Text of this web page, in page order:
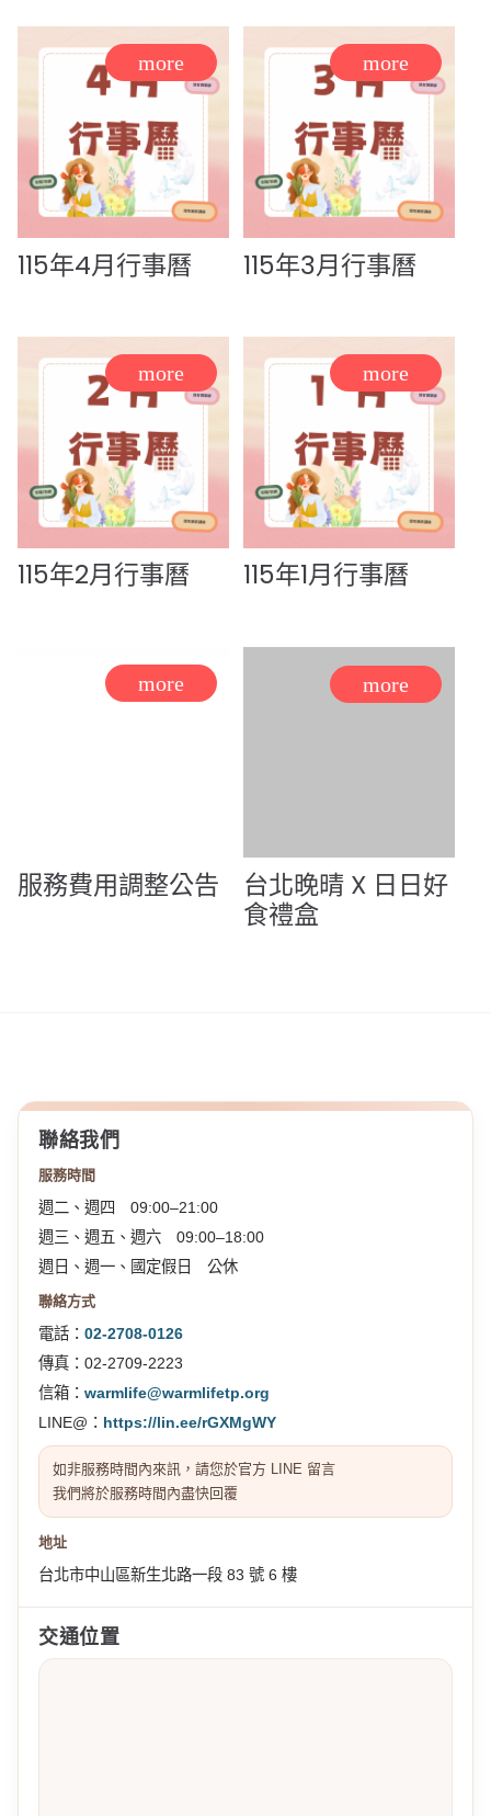
115年4月行事曆 115年3月行事曆
115年2月行事曆 115年1月行事曆
服務費用調整公告
台北晚晴 X 日日好
食禮盒
聯絡我們
服務時間
週二、週四 09:00–21:00
週三、週五、週六 09:00–18:00
週日、週一、國定假日 公休
聯絡方式
電話： 02-2708-0126
傳真：02-2709-2223
信箱： warmlife@warmlifetp.org
LINE@： https://lin.ee/rGXMgWY
如非服務時間內來訊，請您於官方 LINE 留言
我們將於服務時間內盡快回覆
地址
台北市中山區新生北路一段 83 號 6 樓
交通位置